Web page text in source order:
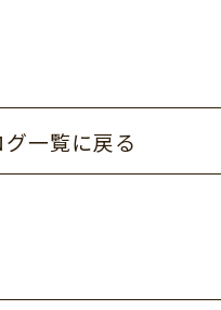
グ一覧に戻る